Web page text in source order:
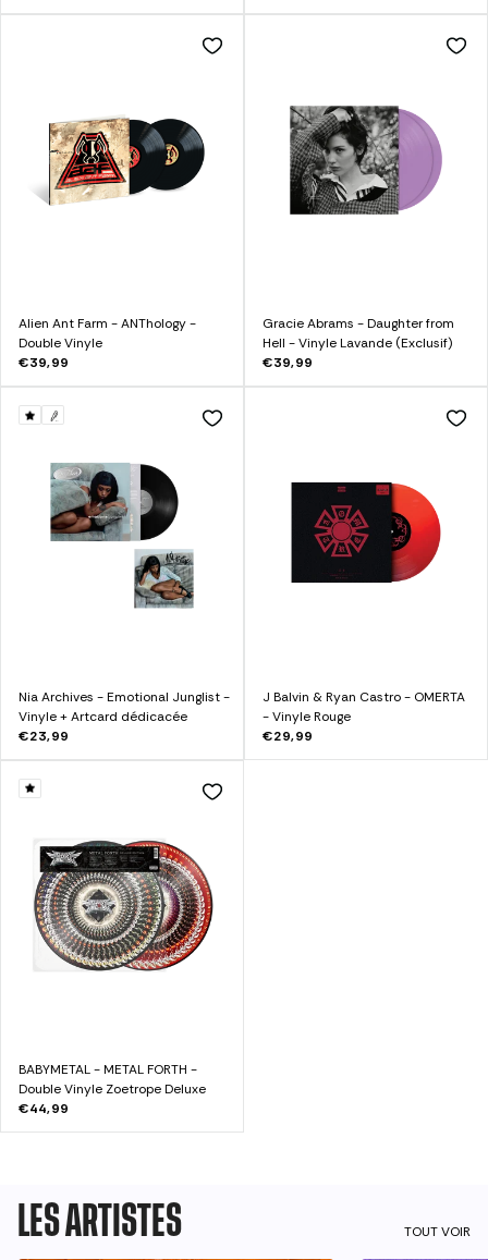
Alien Ant Farm - ANThology -
Double Vinyle
€39,99
Gracie Abrams - Daughter from
Hell - Vinyle Lavande (Exclusif)
€39,99
Nia Archives - Emotional Junglist -
Vinyle + Artcard dédicacée
€23,99
J Balvin & Ryan Castro - OMERTA
- Vinyle Rouge
€29,99
BABYMETAL - METAL FORTH -
Double Vinyle Zoetrope Deluxe
€44,99
LES ARTISTES TOUT VOIR